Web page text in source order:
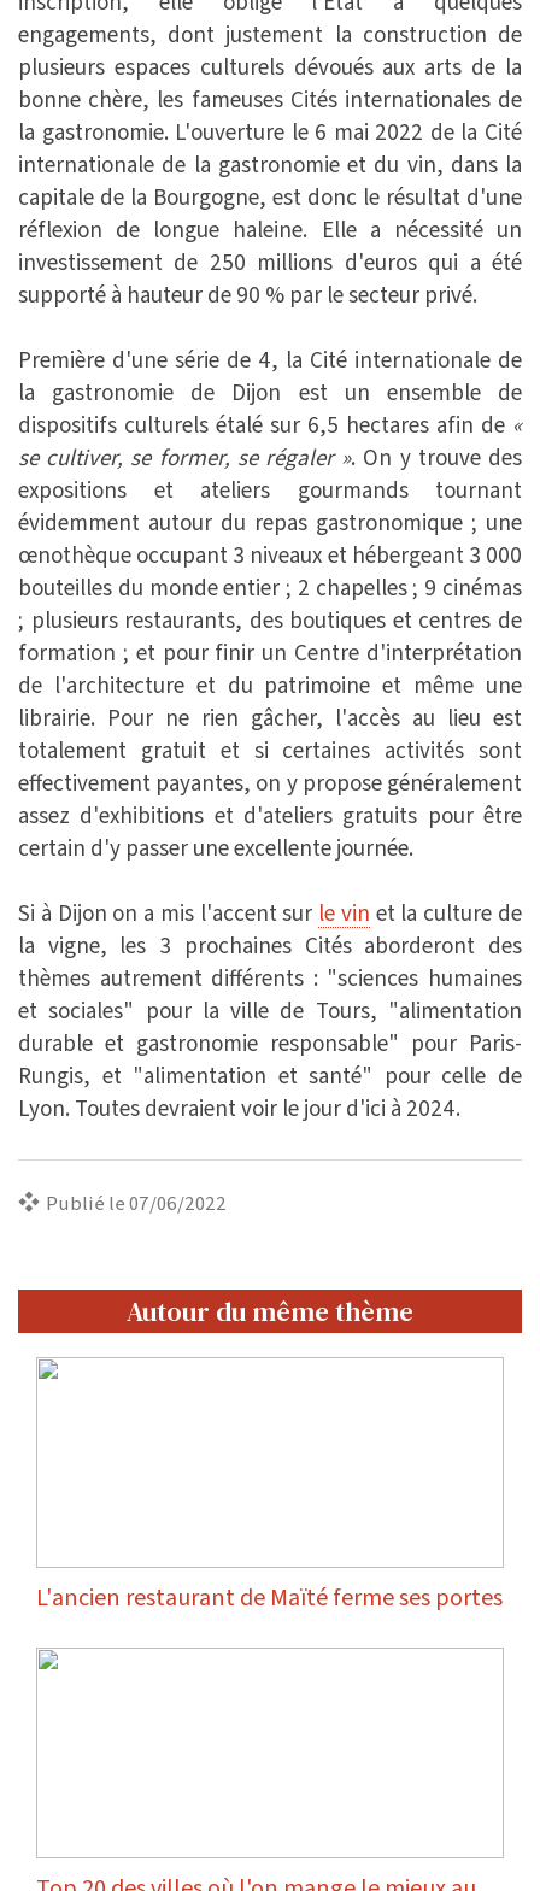
engagements, dont justement la construction de
plusieurs espaces culturels dévoués aux arts de la
bonne chère, les fameuses Cités internationales de
la gastronomie. L'ouverture le 6 mai 2022 de la Cité
internationale de la gastronomie et du vin, dans la
capitale de la Bourgogne, est donc le résultat d'une
réflexion de longue haleine. Elle a nécessité un
investissement de 250 millions d'euros qui a été
supporté à hauteur de 90 % par le secteur privé.
Première d'une série de 4, la Cité internationale de
la gastronomie de Dijon est un ensemble de
dispositifs culturels étalé sur 6,5 hectares afin de «
se cultiver, se former, se régaler ». On y trouve des
expositions et ateliers gourmands tournant
évidemment autour du repas gastronomique ; une
œnothèque occupant 3 niveaux et hébergeant 3 000
bouteilles du monde entier ; 2 chapelles ; 9 cinémas
; plusieurs restaurants, des boutiques et centres de
formation ; et pour finir un Centre d'interprétation
de l'architecture et du patrimoine et même une
librairie. Pour ne rien gâcher, l'accès au lieu est
totalement gratuit et si certaines activités sont
effectivement payantes, on y propose généralement
assez d'exhibitions et d'ateliers gratuits pour être
certain d'y passer une excellente journée.
Si à Dijon on a mis l'accent sur le vin et la culture de
la vigne, les 3 prochaines Cités aborderont des
thèmes autrement différents : "sciences humaines
et sociales" pour la ville de Tours, "alimentation
durable et gastronomie responsable" pour Paris-
Rungis, et "alimentation et santé" pour celle de
Lyon. Toutes devraient voir le jour d'ici à 2024.
Publié le 07/06/2022
Autour du même thème
L'ancien restaurant de Maïté ferme ses portes